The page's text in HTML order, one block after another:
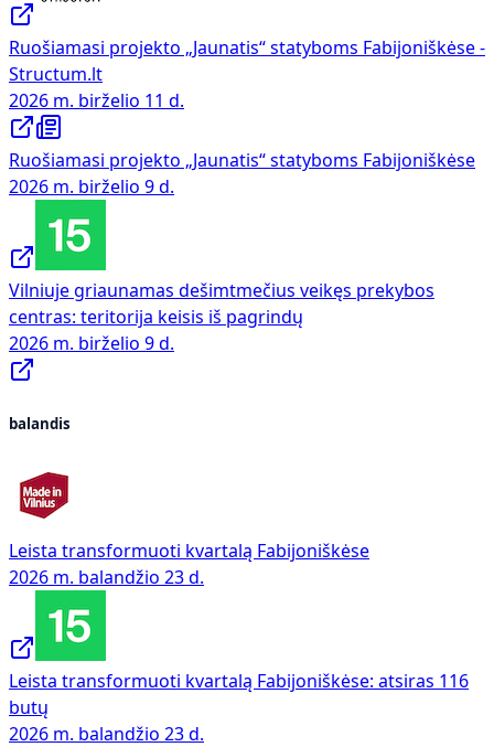
Ruošiamasi projekto „Jaunatis“ statyboms Fabijoniškėse -
Structum.lt
2026 m. birželio 11 d.
Ruošiamasi projekto „Jaunatis“ statyboms Fabijoniškėse
2026 m. birželio 9 d.
Vilniuje griaunamas dešimtmečius veikęs prekybos
centras: teritorija keisis iš pagrindų
2026 m. birželio 9 d.
balandis
Leista transformuoti kvartalą Fabijoniškėse
2026 m. balandžio 23 d.
Leista transformuoti kvartalą Fabijoniškėse: atsiras 116
butų
2026 m. balandžio 23 d.